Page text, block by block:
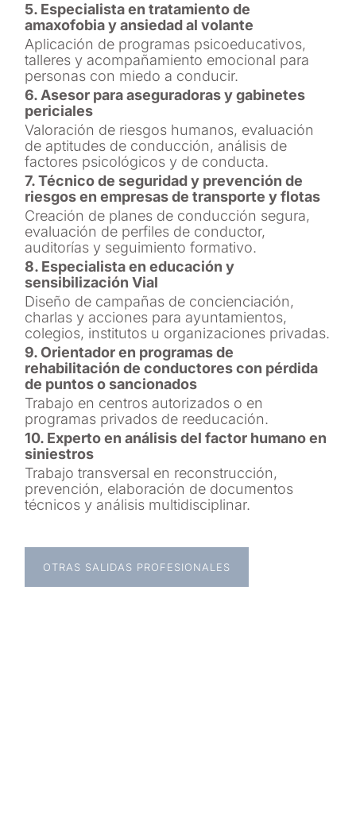
5. Especialista en tratamiento de
amaxofobia y ansiedad al volante
Aplicación de programas psicoeducativos,
talleres y acompañamiento emocional para
personas con miedo a conducir.
6. Asesor para aseguradoras y gabinetes
periciales
Valoración de riesgos humanos, evaluación
de aptitudes de conducción, análisis de
factores psicológicos y de conducta.
7. Técnico de seguridad y prevención de
riesgos en empresas de transporte y flotas
Creación de planes de conducción segura,
evaluación de perfiles de conductor,
auditorías y seguimiento formativo.
8. Especialista en educación y
sensibilización Vial
Diseño de campañas de concienciación,
charlas y acciones para ayuntamientos,
colegios, institutos u organizaciones privadas.
9. Orientador en programas de
rehabilitación de conductores con pérdida
de puntos o sancionados
Trabajo en centros autorizados o en
programas privados de reeducación.
10. Experto en análisis del factor humano en
siniestros
Trabajo transversal en reconstrucción,
prevención, elaboración de documentos
técnicos y análisis multidisciplinar.
OTRAS SALIDAS PROFESIONALES